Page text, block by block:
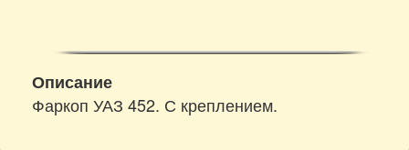
Описание
Фаркоп УАЗ 452. С креплением.